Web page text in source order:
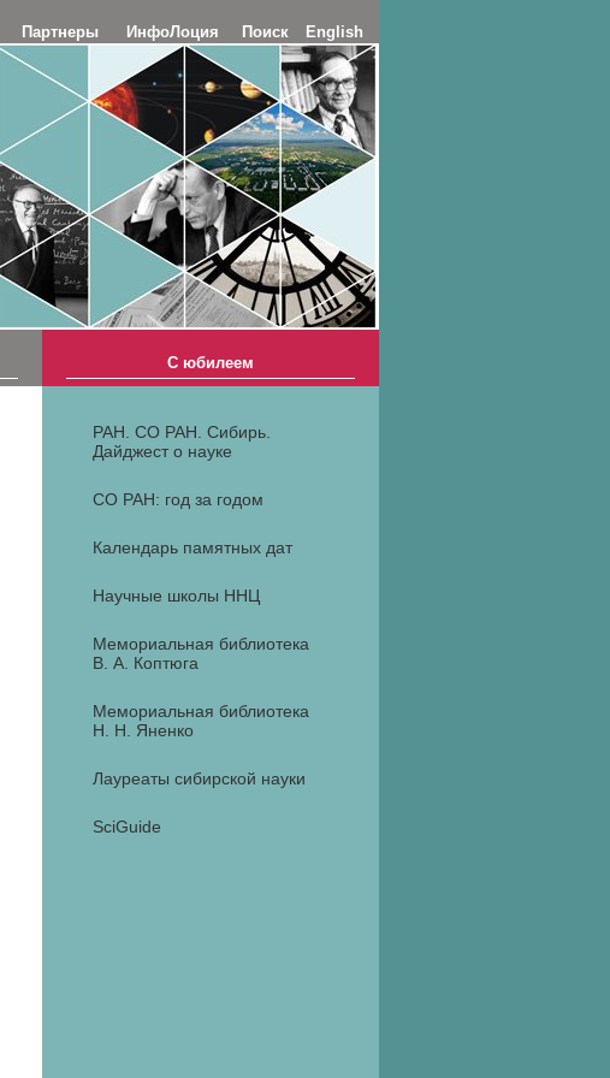
Партнеры ИнфоЛоция Поиск English
С юбилеем
РАН. СО РАН. Сибирь.
Дайджест о науке
СО РАН: год за годом
Календарь памятных дат
Научные школы ННЦ
Мемориальная библиотека
В. А. Коптюга
Мемориальная библиотека
Н. Н. Яненко
Лауреаты сибирской науки
SciGuide